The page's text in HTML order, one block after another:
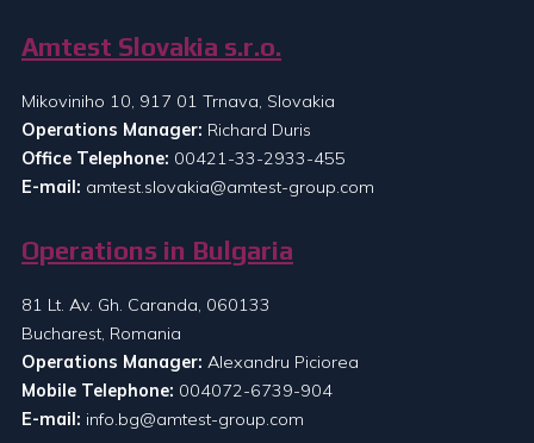
Amtest Slovakia s.r.o.
Mikoviniho 10, 917 01 Trnava, Slovakia
Operations Manager: Richard Duris
Office Telephone: 00421-33-2933-455
E-mail: amtest.slovakia@amtest-group.com
Operations in Bulgaria
81 Lt. Av. Gh. Caranda, 060133
Bucharest, Romania
Operations Manager: Alexandru Piciorea
Mobile Telephone: 004072-6739-904
E-mail: info.bg@amtest-group.com